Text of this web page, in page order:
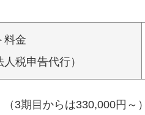
料金
税申告代行）
3期目からは330,000円～）